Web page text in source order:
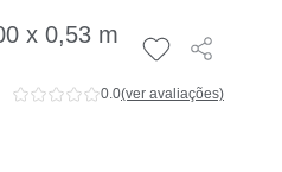
x 0,53 m
0.0(ver avaliações)